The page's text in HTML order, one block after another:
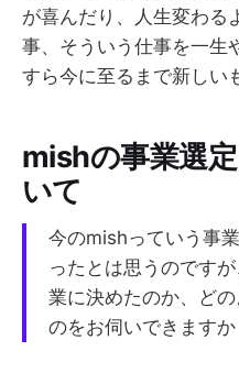
が喜んだり、人生変わる
事、そういう仕事を一生
すら今に至るまで新しい
mishの事業選
いて
今のmishっていう事
ったとは思うのです
業に決めたのか、ど
のをお伺いできますか